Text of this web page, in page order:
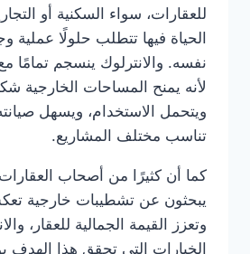
للعقارات، سواء السكنية أو
الحياة فيها تتطلب حلولًا عملية
نفسه. والانترلوك ينسجم تمامًا
لأنه يمنح المساحات الخارجية
ويتحمل الاستخدام، ويسهل
تناسب مختلف المشاريع.
كما أن كثيرًا من أصحاب
يبحثون عن تشطيبات خارجية
وتعزز القيمة الجمالية للعقار،
الخيارات التي تحقق هذا الهدف